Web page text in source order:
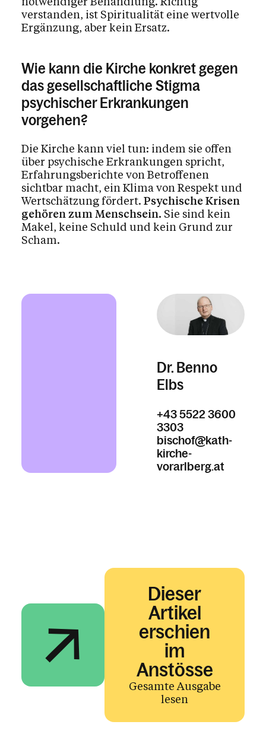
verstanden, ist Spiritualität eine wertvolle
Ergänzung, aber kein Ersatz.
Wie kann die Kirche konkret gegen
das gesellschaftliche Stigma
psychischer Erkrankungen
vorgehen?
Die Kirche kann viel tun: indem sie offen
über psychische Erkrankungen spricht,
Erfahrungsberichte von Betroffenen
sichtbar macht, ein Klima von Respekt und
Wertschätzung fördert. Psychische Krisen
gehören zum Menschsein. Sie sind kein
Makel, keine Schuld und kein Grund zur
Scham.
Dr. Benno
Elbs
+43 5522 3600
3303
bischof@kath-
kirche-
vorarlberg.at
Dieser
Artikel
erschien
im
Anstösse
Gesamte Ausgabe
lesen